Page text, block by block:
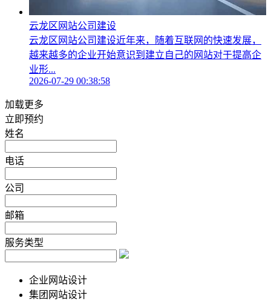
云龙区网站公司建设
云龙区网站公司建设近年来，随着互联网的快速发展，
越来越多的企业开始意识到建立自己的网站对于提高企
业形...
2026-07-29 00:38:58
加载更多
立即预约
姓名
电话
公司
邮箱
服务类型
企业网站设计
集团网站设计